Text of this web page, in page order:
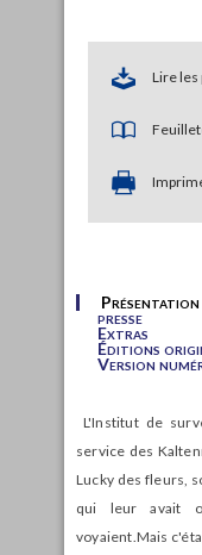
Lire les
Présentation
presse
Extras
Éditions
Version
L'Institut de
service des
Lucky des fleurs,
qui leur avait
voyaient.Mais